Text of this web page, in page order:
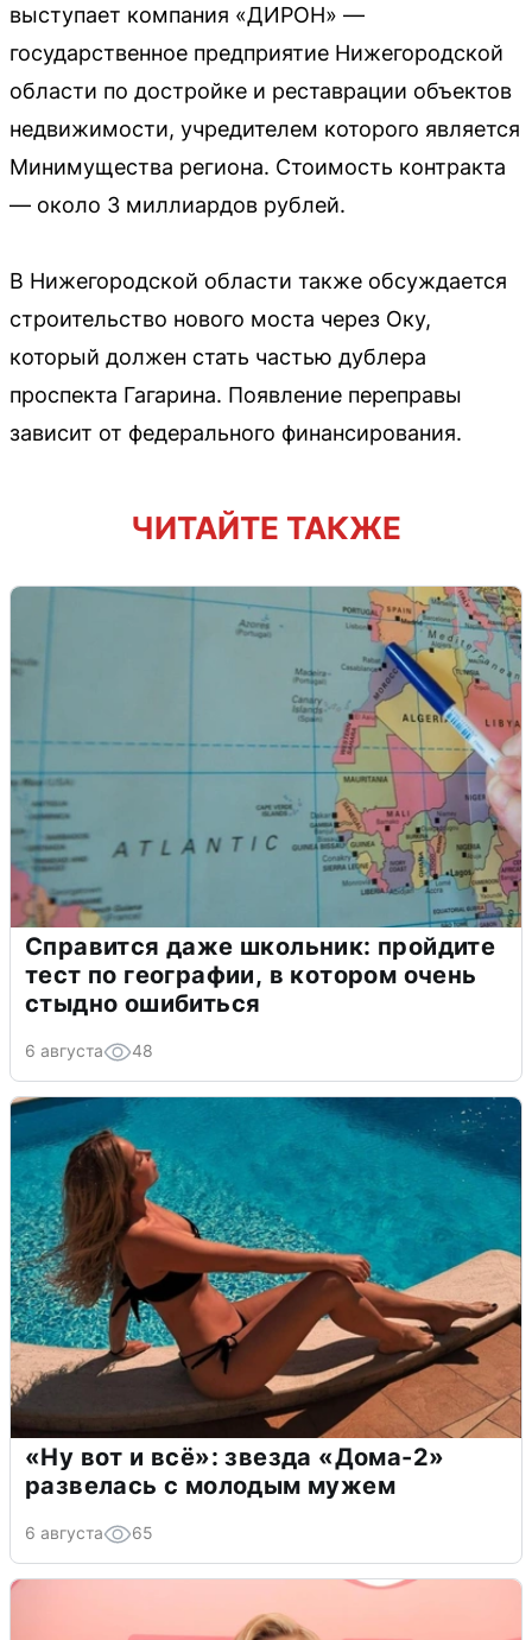
выступает компания «ДИРОН» —
государственное предприятие Нижегородской
области по достройке и реставрации объектов
недвижимости, учредителем которого является
Минимущества региона. Стоимость контракта
— около 3 миллиардов рублей.
В Нижегородской области также обсуждается
строительство нового моста через Оку,
который должен стать частью дублера
проспекта Гагарина. Появление переправы
зависит от федерального финансирования.
ЧИТАЙТЕ ТАКЖЕ
Справится даже школьник: пройдите
тест по географии, в котором очень
стыдно ошибиться
6 августа 48
«Ну вот и всё»: звезда «Дома-2»
развелась с молодым мужем
6 августа 65